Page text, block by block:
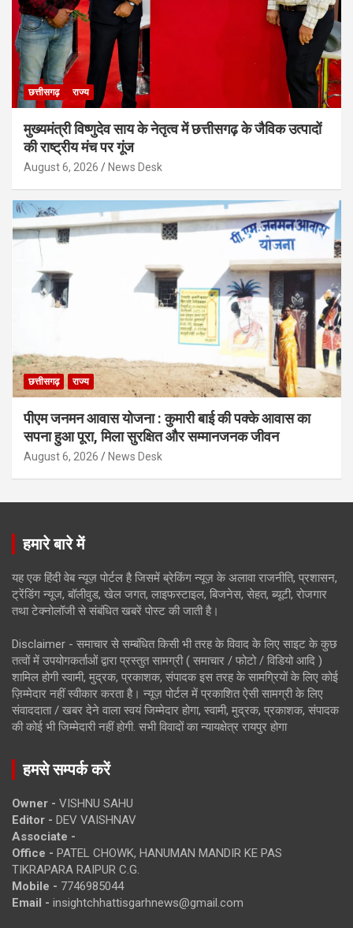
छत्तीसगढ़ राज्य
मुख्यमंत्री विष्णुदेव साय के नेतृत्व में छत्तीसगढ़ के जैविक उत्पादों
की राष्ट्रीय मंच पर गूंज
August 6, 2026 News Desk
छत्तीसगढ़ राज्य
पीएम जनमन आवास योजना : कुमारी बाई की पक्के आवास का
सपना हुआ पूरा, मिला सुरक्षित और सम्मानजनक जीवन
August 6, 2026 News Desk
हमारे बारे में
यह एक हिंदी वेब न्यूज़ पोर्टल है जिसमें ब्रेकिंग न्यूज़ के अलावा राजनीति, प्रशासन,
ट्रेंडिंग न्यूज, बॉलीवुड, खेल जगत, लाइफस्टाइल, बिजनेस, सेहत, ब्यूटी, रोजगार
तथा टेक्नोलॉजी से संबंधित खबरें पोस्ट की जाती है।
Disclaimer - समाचार से सम्बंधित किसी भी तरह के विवाद के लिए साइट के कुछ
तत्वों में उपयोगकर्ताओं द्वारा प्रस्तुत सामग्री ( समाचार / फोटो / विडियो आदि )
शामिल होगी स्वामी, मुद्रक, प्रकाशक, संपादक इस तरह के सामग्रियों के लिए कोई
ज़िम्मेदार नहीं स्वीकार करता है। न्यूज़ पोर्टल में प्रकाशित ऐसी सामग्री के लिए
संवाददाता / खबर देने वाला स्वयं जिम्मेदार होगा, स्वामी, मुद्रक, प्रकाशक, संपादक
की कोई भी जिम्मेदारी नहीं होगी. सभी विवादों का न्यायक्षेत्र रायपुर होगा
हमसे सम्पर्क करें
Owner - VISHNU SAHU
Editor - DEV VAISHNAV
Associate -
Office - PATEL CHOWK, HANUMAN MANDIR KE PAS
TIKRAPARA RAIPUR C.G.
Mobile - 7746985044
Email - insightchhattisgarhnews@gmail.com